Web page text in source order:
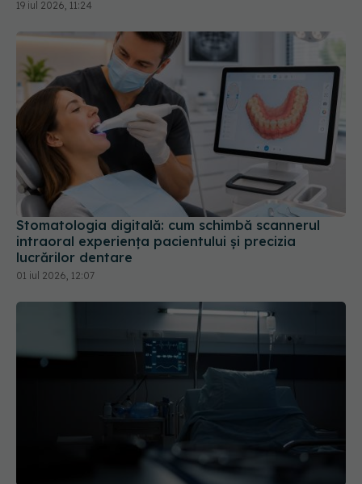
Stomatologia digitală: cum schimbă scannerul
intraoral experiența pacientului și precizia
lucrărilor dentare
01 iul 2026, 12:07
PNRR: 174 de milioane de lei pentru sănătate într-
o singură săptămână. Ce spitale primesc bani